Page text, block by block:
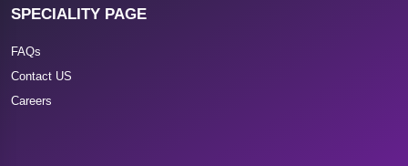
SPECIALITY PAGE
FAQs
Contact US
Careers